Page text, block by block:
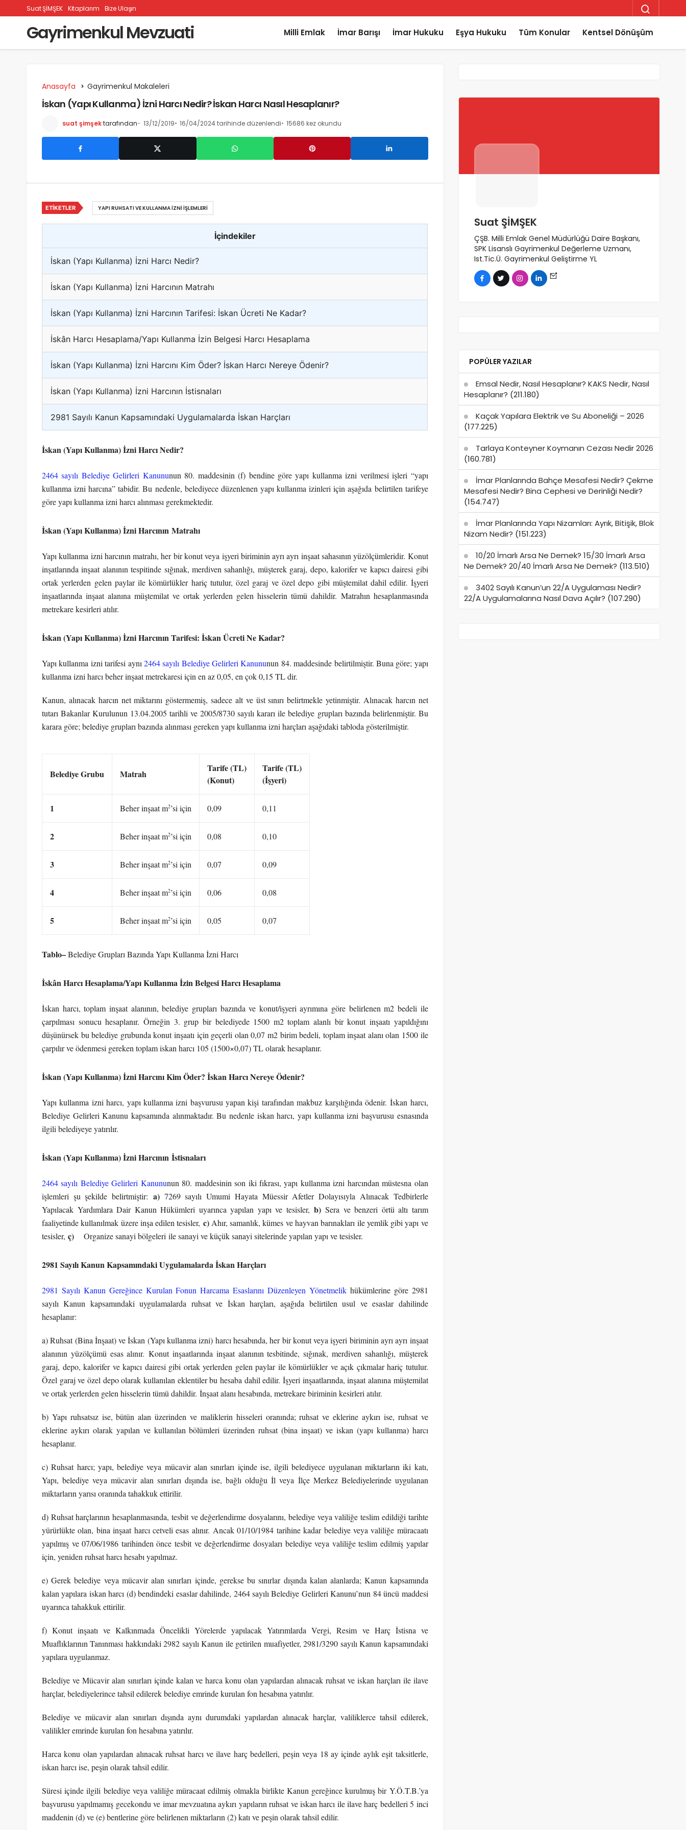
Suat ŞİMŞEK Kitaplarım Bize Ulaşın
Gayrimenkul Mevzuati Milli Emlak İmar Barışı İmar Hukuku Eşya Hukuku Tüm Konular Kentsel Dönüşüm
Anasayfa Gayrimenkul Makaleleri
İskan (Yapı Kullanma) İzni Harcı Nedir? İskan Harcı Nasıl Hesaplanır?
suat şimşektarafından 13/12/2019 16/04/2024 tarihinde düzenlendi 15686 kez okundu
İçindekiler
İskan (Yapı Kullanma) İzni Harcı Nedir?
İskan (Yapı Kullanma) İzni Harcının Matrahı
İskan (Yapı Kullanma) İzni Harcının Tarifesi: İskan Ücreti Ne Kadar?
İskân Harcı Hesaplama/Yapı Kullanma İzin Belgesi Harcı Hesaplama
İskan (Yapı Kullanma) İzni Harcını Kim Öder? İskan Harcı Nereye Ödenir?
İskan (Yapı Kullanma) İzni Harcının İstisnaları
2981 Sayılı Kanun Kapsamındaki Uygulamalarda İskan Harçları
İskan (Yapı Kullanma) İzni Harcı Nedir?
2464 sayılı Belediye Gelirleri Kanununun 80. maddesinin (f) bendine göre yapı kullanma izni verilmesi işleri “yapı
kullanma izni harcına” tabidir. Bu nedenle, belediyece düzenlenen yapı kullanma izinleri için aşağıda belirtilen tarifeye
göre yapı kullanma izni harcı alınması gerekmektedir.
İskan (Yapı Kullanma) İzni Harcının Matrahı
Yapı kullanma izni harcının matrahı, her bir konut veya işyeri biriminin ayrı ayrı inşaat sahasının yüzölçümleridir. Konut
inşatlarında inşaat alanının tespitinde sığınak, merdiven sahanlığı, müşterek garaj, depo, kalorifer ve kapıcı dairesi gibi
ortak yerlerden gelen paylar ile kömürlükler hariç tutulur, özel garaj ve özel depo gibi müştemilat dahil edilir. İşyeri
inşaatlarında inşaat alanına müştemilat ve ortak yerlerden gelen hisselerin tümü dahildir. Matrahın hesaplanmasında
metrekare kesirleri atılır.
İskan (Yapı Kullanma) İzni Harcının Tarifesi: İskan Ücreti Ne Kadar?
Yapı kullanma izni tarifesi aynı 2464 sayılı Belediye Gelirleri Kanununun 84. maddesinde belirtilmiştir. Buna göre; yapı
kullanma izni harcı beher inşaat metrekaresi için en az 0,05, en çok 0,15 TL dir.
Kanun, alınacak harcın net miktarını göstermemiş, sadece alt ve üst sınırı belirtmekle yetinmiştir. Alınacak harcın net
tutarı Bakanlar Kurulunun 13.04.2005 tarihli ve 2005/8730 sayılı kararı ile belediye grupları bazında belirlenmiştir. Bu
karara göre; belediye grupları bazında alınması gereken yapı kullanma izni harçları aşağıdaki tabloda gösterilmiştir.
Belediye Grubu Matrah
Tarife (TL)
(Konut)
Tarife (TL)
(İşyeri)
1 Beher inşaat m2’si için 0,09 0,11
2 Beher inşaat m2’si için 0,08 0,10
3 Beher inşaat m2’si için 0,07 0,09
4 Beher inşaat m2’si için 0,06 0,08
5 Beher inşaat m2’si için 0,05 0,07
Tablo–Belediye Grupları Bazında Yapı Kullanma İzni Harcı
İskân Harcı Hesaplama/Yapı Kullanma İzin Belgesi Harcı Hesaplama
İskan harcı, toplam inşaat alanının, belediye grupları bazında ve konut/işyeri ayrımına göre belirlenen m2 bedeli ile
çarpılması sonucu hesaplanır. Örneğin 3. grup bir belediyede 1500 m2 toplam alanlı bir konut inşaatı yapıldığını
düşünürsek bu belediye grubunda konut inşaatı için geçerli olan 0,07 m2 birim bedeli, toplam inşaat alanı olan 1500 ile
çarpılır ve ödenmesi gereken toplam iskan harcı 105 (1500×0,07) TL olarak hesaplanır.
İskan (Yapı Kullanma) İzni Harcını Kim Öder? İskan Harcı Nereye Ödenir?
Yapı kullanma izni harcı, yapı kullanma izni başvurusu yapan kişi tarafından makbuz karşılığında ödenir. İskan harcı,
Belediye Gelirleri Kanunu kapsamında alınmaktadır. Bu nedenle iskan harcı, yapı kullanma izni başvurusu esnasında
ilgili belediyeye yatırılır.
İskan (Yapı Kullanma) İzni Harcının İstisnaları
2464 sayılı Belediye Gelirleri Kanununun 80. maddesinin son iki fıkrası, yapı kullanma izni harcından müstesna olan
işlemleri şu şekilde belirtmiştir: a)7269 sayılı Umumi Hayata Müessir Afetler Dolayısıyla Alınacak Tedbirlerle
Yapılacak Yardımlara Dair Kanun Hükümleri uyarınca yapılan yapı ve tesisler,b) Sera ve benzeri örtü altı tarım
faaliyetinde kullanılmak üzere inşa edilen tesisler, c)Ahır, samanlık, kümes ve hayvan barınakları ile yemlik gibi yapı ve
tesisler, ç) Organize sanayi bölgeleri ile sanayi ve küçük sanayi sitelerinde yapılan yapı ve tesisler.
2981 Sayılı Kanun Kapsamındaki Uygulamalarda İskan Harçları
2981 Sayılı Kanun Gereğince Kurulan Fonun Harcama Esaslarını Düzenleyen Yönetmelik hükümlerine göre 2981
sayılı Kanun kapsamındaki uygulamalarda ruhsat ve İskan harçları, aşağıda belirtilen usul ve esaslar dahilinde
hesaplanır:
a) Ruhsat (Bina İnşaat) ve İskan (Yapı kullanma izni) harcı hesabında, her bir konut veya işyeri biriminin ayrı ayrı inşaat
alanının yüzölçümü esas alınır. Konut inşaatlarında inşaat alanının tesbitinde, sığınak, merdiven sahanlığı, müşterek
garaj, depo, kalorifer ve kapıcı dairesi gibi ortak yerlerden gelen paylar ile kömürlükler ve açık çıkmalar hariç tutulur.
Özel garaj ve özel depo olarak kullanılan eklentiler bu hesaba dahil edilir. İşyeri inşaatlarında, inşaat alanına müştemilat
ve ortak yerlerden gelen hisselerin tümü dahildir. İnşaat alanı hesabında, metrekare biriminin kesirleri atılır.
b) Yapı ruhsatsız ise, bütün alan üzerinden ve maliklerin hisseleri oranında; ruhsat ve eklerine aykırı ise, ruhsat ve
eklerine aykırı olarak yapılan ve kullanılan bölümleri üzerinden ruhsat (bina inşaat) ve iskan (yapı kullanma) harcı
hesaplanır.
c) Ruhsat harcı; yapı, belediye veya mücavir alan sınırları içinde ise, ilgili belediyece uygulanan miktarların iki katı,
Yapı, belediye veya mücavir alan sınırları dışında ise, bağlı olduğu İl veya İlçe Merkez Belediyelerinde uygulanan
miktarların yarısı oranında tahakkuk ettirilir.
d) Ruhsat harçlarının hesaplanmasında, tesbit ve değerlendirme dosyalarını, belediye veya valiliğe teslim edildiği tarihte
yürürlükte olan, bina inşaat harcı cetveli esas alınır. Ancak 01/10/1984 tarihine kadar belediye veya valiliğe müracaatı
yapılmış ve 07/06/1986 tarihinden önce tesbit ve değerlendirme dosyaları belediye veya valiliğe teslim edilmiş yapılar
için, yeniden ruhsat harcı hesabı yapılmaz.
e) Gerek belediye veya mücavir alan sınırları içinde, gerekse bu sınırlar dışında kalan alanlarda; Kanun kapsamında
kalan yapılara iskan harcı (d) bendindeki esaslar dahilinde, 2464 sayılı Belediye Gelirleri Kanunu’nun 84 üncü maddesi
uyarınca tahakkuk ettirilir.
f) Konut inşaatı ve Kalkınmada Öncelikli Yörelerde yapılacak Yatırımlarda Vergi, Resim ve Harç İstisna ve
Muaflıklarının Tanınması hakkındaki 2982 sayılı Kanun ile getirilen muafiyetler, 2981/3290 sayılı Kanun kapsamındaki
yapılara uygulanmaz.
Belediye ve Mücavir alan sınırları içinde kalan ve harca konu olan yapılardan alınacak ruhsat ve iskan harçları ile ilave
harçlar, belediyelerince tahsil edilerek belediye emrinde kurulan fon hesabına yatırılır.
Belediye ve mücavir alan sınırları dışında aynı durumdaki yapılardan alınacak harçlar, valiliklerce tahsil edilerek,
valilikler emrinde kurulan fon hesabına yatırılır.
Harca konu olan yapılardan alınacak ruhsat harcı ve ilave harç bedelleri, peşin veya 18 ay içinde aylık eşit taksitlerle,
iskan harcı ise, peşin olarak tahsil edilir.
Süresi içinde ilgili belediye veya valiliğe müracaat edilmiş olmakla birlikte Kanun gereğince kurulmuş bir Y.Ö.T.B.’ya
başvurusu yapılmamış gecekondu ve imar mevzuatına aykırı yapıların ruhsat ve iskan harcı ile ilave harç bedelleri 5 inci
maddenin (d) ve (e) bentlerine göre belirlenen miktarların (2) katı ve peşin olarak tahsil edilir.
ETIKETLER YAPI RUHSATI VE KULLANMA İZNI İŞLEMLERI
Suat ŞİMŞEK
ÇŞB. Milli Emlak Genel Müdürlüğü Daire Başkanı,
SPK Lisanslı Gayrimenkul Değerleme Uzmanı,
Ist.Tic.Ü. Gayrimenkul Geliştirme YL
POPÜLER YAZILAR
Emsal Nedir, Nasıl Hesaplanır? KAKS Nedir, Nasıl
Hesaplanır? (211.180)
Kaçak Yapılara Elektrik ve Su Aboneliği – 2026
(177.225)
Tarlaya Konteyner Koymanın Cezası Nedir 2026
(160.781)
İmar Planlarında Bahçe Mesafesi Nedir? Çekme
Mesafesi Nedir? Bina Cephesi ve Derinliği Nedir?
(154.747)
İmar Planlarında Yapı Nizamları: Ayrık, Bitişik, Blok
Nizam Nedir? (151.223)
10/20 İmarlı Arsa Ne Demek? 15/30 İmarlı Arsa
Ne Demek? 20/40 İmarlı Arsa Ne Demek? (113.510)
3402 Sayılı Kanun’un 22/A Uygulaması Nedir?
22/A Uygulamalarına Nasıl Dava Açılır? (107.290)